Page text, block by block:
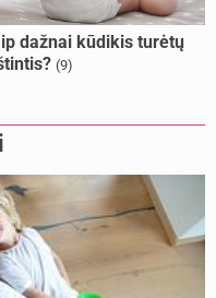
dažnai kūdikis turėtų
(9)